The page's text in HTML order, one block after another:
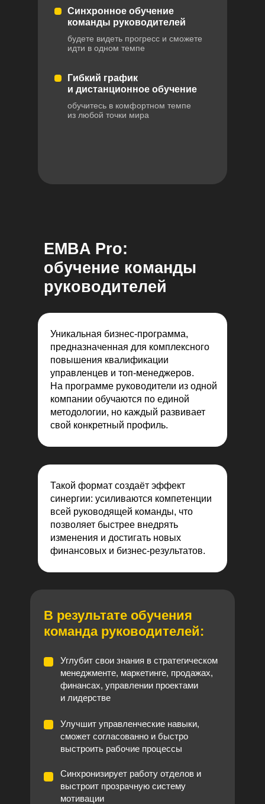
Синхронное обучение
команды руководителей
Гибкий график
и дистанционное обучение
будете видеть прогресс и сможете
идти в одном темпе
обучитесь в комфортном темпе
из любой точки мира
Уникальная бизнес-программа,
предназначенная для комплексного
повышения квалификации
управленцев и топ-менеджеров.
На программе руководители из одной
компании обучаются по единой
методологии, но каждый развивает
свой конкретный профиль.
EMBA Pro:
обучение команды
руководителей
В результате обучения
команда руководителей:
Синхронизирует работу отделов и
выстроит прозрачную систему
мотивации
Такой формат создаёт эффект
синергии: усиливаются компетенции
всей руководящей команды, что
позволяет быстрее внедрять
изменения и достигать новых
финансовых и бизнес-результатов.
Улучшит управленческие навыки,
сможет согласованно и быстро
выстроить рабочие процессы
Углубит свои знания в стратегическом
менеджменте, маркетинге, продажах,
финансах, управлении проектами
и лидерстве